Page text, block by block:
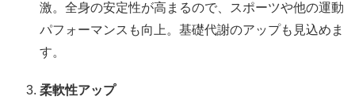
激。全身の安定性が高まるので、スポーツや他の運動
パフォーマンスも向上。基礎代謝のアップも見込めま
す。
柔軟性アップ